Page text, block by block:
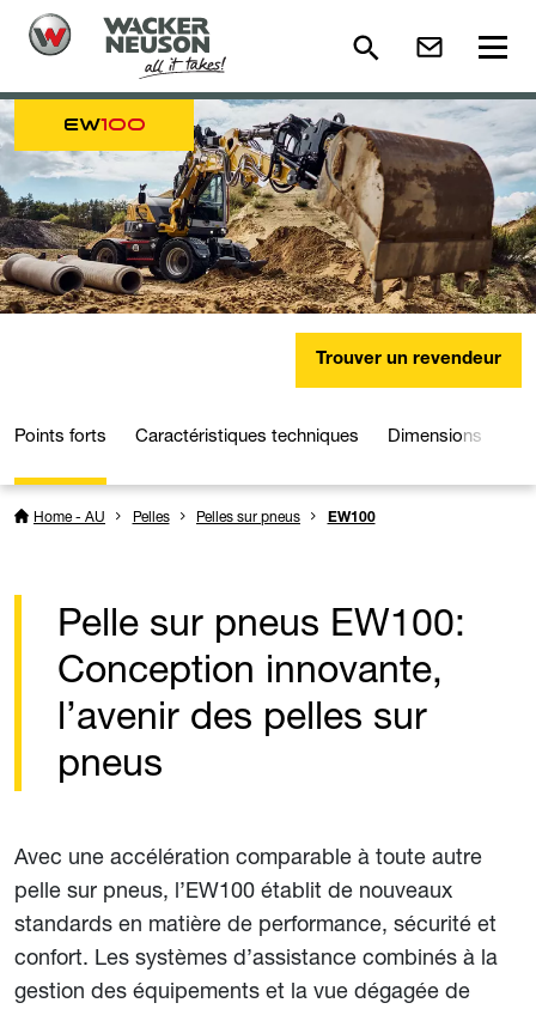
EW100
Trouver un revendeur
Points forts Caractéristiques techniques Dimensions
Home - AU Pelles Pelles sur pneus EW100
Pelle sur pneus EW100:
Conception innovante,
l’avenir des pelles sur
pneus
Avec une accélération comparable à toute autre
pelle sur pneus, l’EW100 établit de nouveaux
standards en matière de performance, sécurité et
confort. Les systèmes d’assistance combinés à la
gestion des équipements et la vue dégagée de